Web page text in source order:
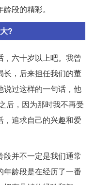
段的精彩。
?
，六十岁以上吧。我曾
长，后来担任我们的董
说过这样的一句话，他
后，因为那时我不再受
追求自己的兴趣和爱
并不一定是我们通常
年龄段是在经历了一番